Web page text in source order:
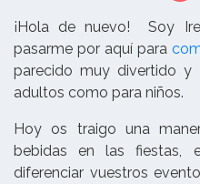
¡Hola de nuevo! Soy
pasarme por aquí para
parecido muy divertido
adultos como para niños.
Hoy os traigo una
bebidas en las fiestas,
diferenciar vuestros